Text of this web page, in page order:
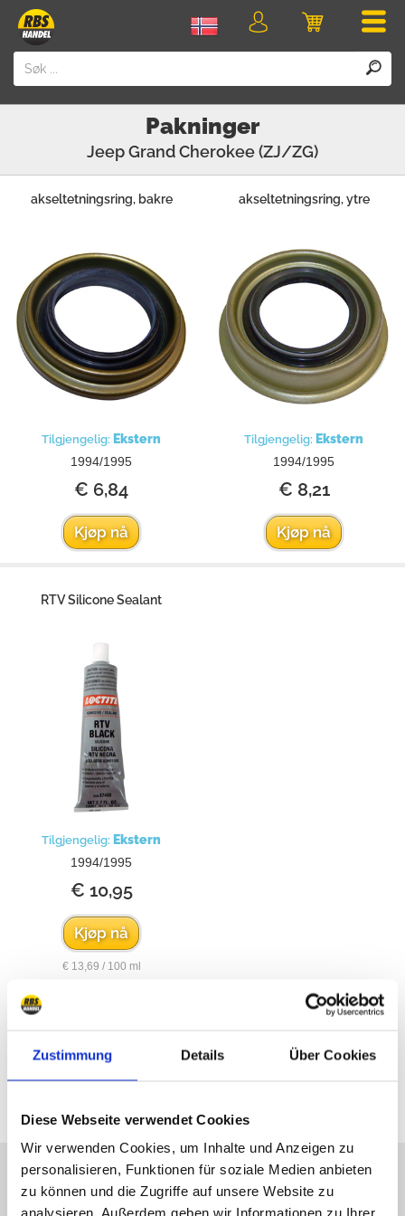
Zustimmung Details Über Cookies
Diese Webseite verwendet Cookies
Wir verwenden Cookies, um Inhalte und Anzeigen zu
personalisieren, Funktionen für soziale Medien anbieten
zu können und die Zugriffe auf unsere Website zu
analysieren. Außerdem geben wir Informationen zu Ihrer
Handlevogn
Logg
Pakninger
JeepGrand Cherokee (ZJ/ZG)
akseltetningsring, bakre
Tilgjengelig: Ekstern
1994/1995
€ 6,84
Kjøp nå
akseltetningsring, ytre
Tilgjengelig: Ekstern
1994/1995
€ 8,21
Kjøp nå
RTV Silicone Sealant
Tilgjengelig: Ekstern
1994/1995
€ 10,95
Kjøp nå
€ 13,69 / 100 ml
Alle priser inkluderer mva
Vi beklager at vi ikke er på
nett, men skriv til oss!